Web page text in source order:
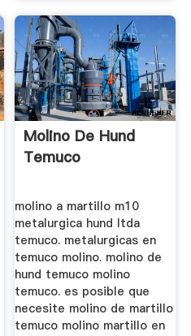
Molino De Hund
Temuco
molino a martillo m10
metalurgica hund ltda
temuco. metalurgicas en
temuco molino. molino de
hund temuco molino
temuco. es posible que
necesite molino de martillo
temuco molino martillo en